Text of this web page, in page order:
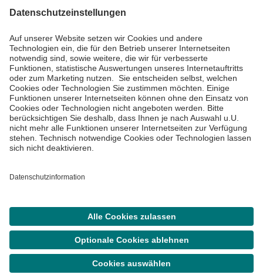
Menü
SucheTermin
Impressum
©Asklepios Kliniken GmbH & Co. KGaA 2026